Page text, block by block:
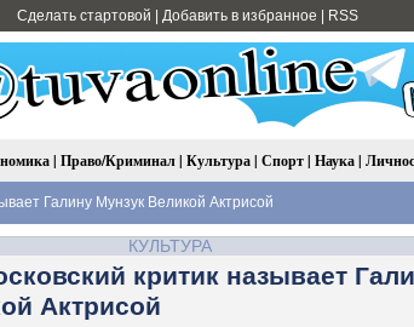
Сделать стартовой Добавить в избранное RSS
| Право/Криминал| Культура| Спорт| Наука|
Галину Мунзук Великой Актрисой
КУЛЬТУРА
критик называет
Актрисой